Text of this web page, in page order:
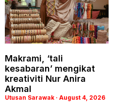
Makrami, ‘tali
kesabaran’ mengikat
kreativiti Nur Anira
Akmal
Utusan Sarawak August 4, 2026